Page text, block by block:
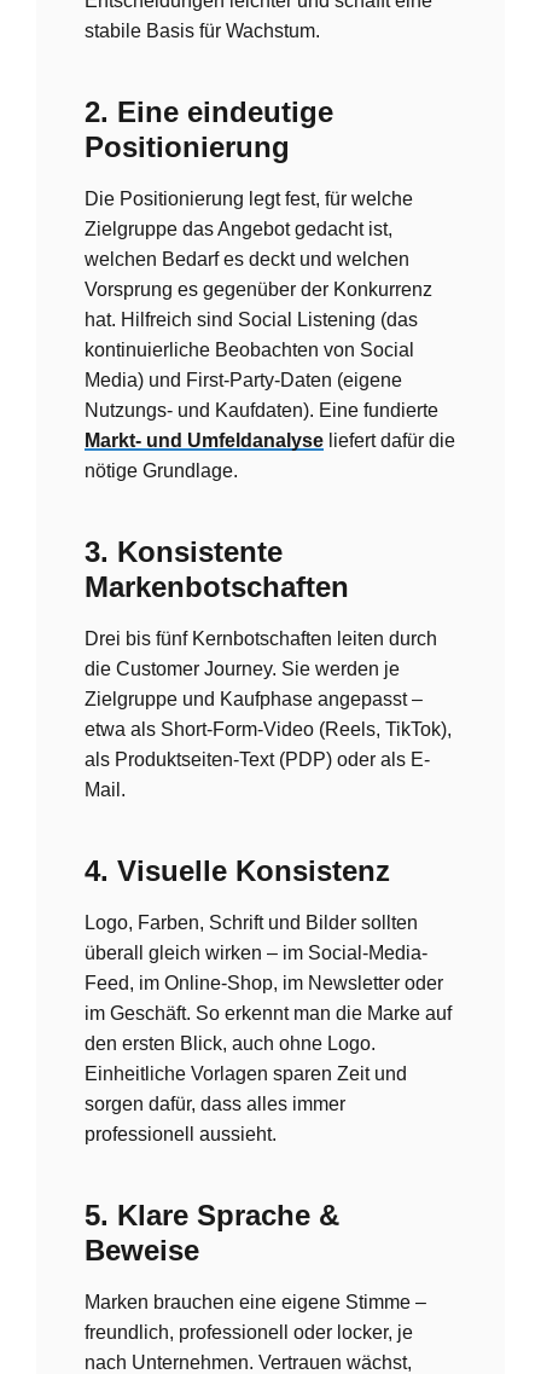
stabile Basis für Wachstum.
2. Eine eindeutige
Positionierung
Die Positionierung legt fest, für welche
Zielgruppe das Angebot gedacht ist,
welchen Bedarf es deckt und welchen
Vorsprung es gegenüber der Konkurrenz
hat. Hilfreich sind Social Listening (das
kontinuierliche Beobachten von Social
Media) und First-Party-Daten (eigene
Nutzungs- und Kaufdaten). Eine fundierte
Markt- und Umfeldanalyse liefert dafür die
nötige Grundlage.
3. Konsistente
Markenbotschaften
Drei bis fünf Kernbotschaften leiten durch
die Customer Journey. Sie werden je
Zielgruppe und Kaufphase angepasst –
etwa als Short-Form-Video (Reels, TikTok),
als Produktseiten-Text (PDP) oder als E-
Mail.
4. Visuelle Konsistenz
Logo, Farben, Schrift und Bilder sollten
überall gleich wirken – im Social-Media-
Feed, im Online-Shop, im Newsletter oder
im Geschäft. So erkennt man die Marke auf
den ersten Blick, auch ohne Logo.
Einheitliche Vorlagen sparen Zeit und
sorgen dafür, dass alles immer
professionell aussieht.
5. Klare Sprache &
Beweise
Marken brauchen eine eigene Stimme –
freundlich, professionell oder locker, je
nach Unternehmen. Vertrauen wächst,